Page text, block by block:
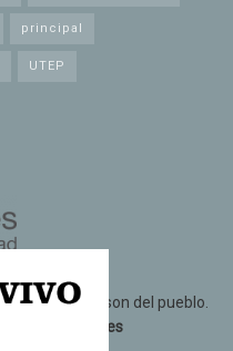
principal
UTEP
los derechos son del pueblo.